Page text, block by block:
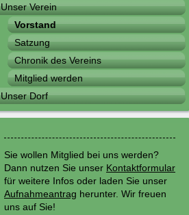
Unser Verein
Vorstand
Satzung
Chronik des Vereins
Mitglied werden
Unser Dorf
Sie wollen Mitglied bei uns werden?
Dann nutzen Sie unser Kontaktformular
für weitere Infos oder laden Sie unser
Aufnahmeantrag herunter. Wir freuen
uns auf Sie!